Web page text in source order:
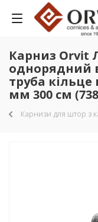
Карниз Orvit
однорядний
труба
мм 300 см
Карнизи для штор з